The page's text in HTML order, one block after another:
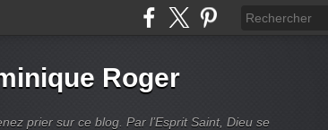
Roger
prier sur ce blog. Par l’Esprit Saint, Dieu se